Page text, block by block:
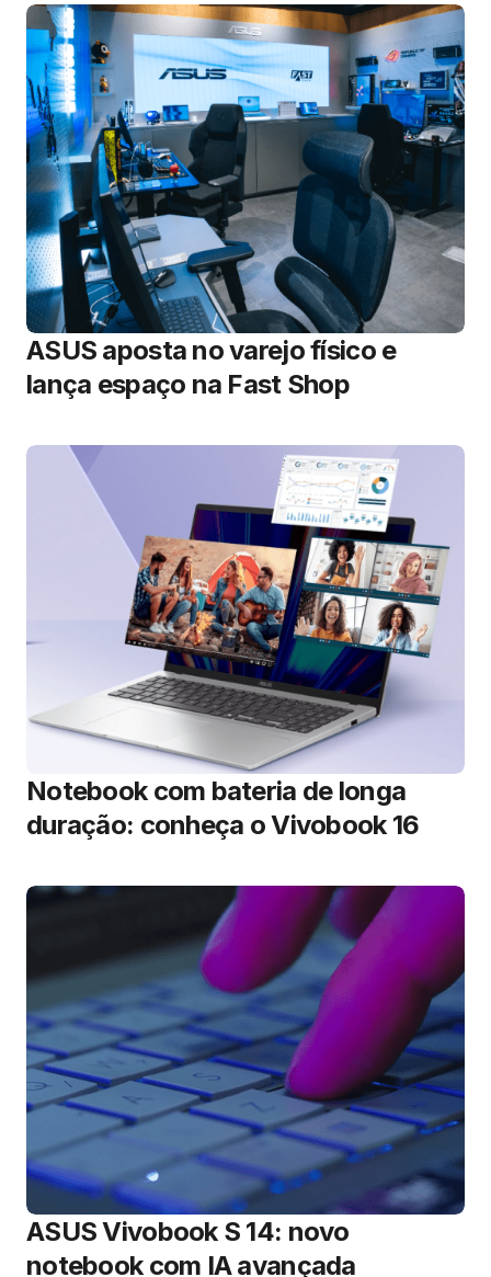
ASUS aposta no varejo físico e
lança espaço na Fast Shop
Notebook com bateria de longa
duração: conheça o Vivobook 16
ASUS Vivobook S 14: novo
notebook com IA avançada